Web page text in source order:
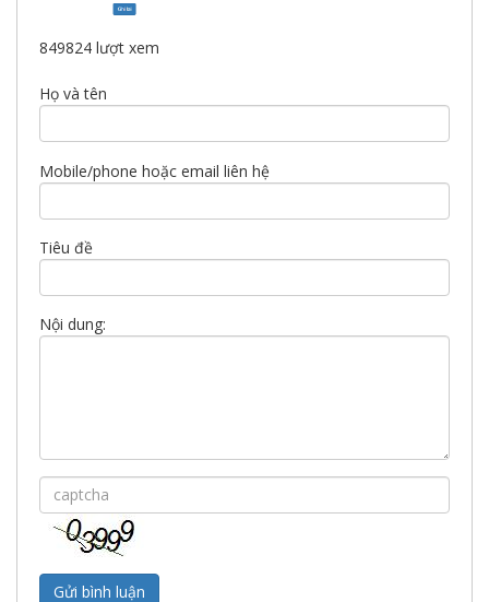
849824 lượt xem
Họ và tên
Mobile/phone hoặc email liên hệ
Tiêu đề
Nội dung: